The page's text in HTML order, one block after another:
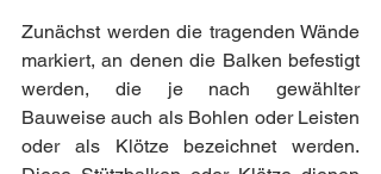
Zunächst werden die tragenden Wände
markiert, an denen die Balken befestigt
werden, die je nach gewählter
Bauweise auch als Bohlen oder Leisten
oder als Klötze bezeichnet werden.